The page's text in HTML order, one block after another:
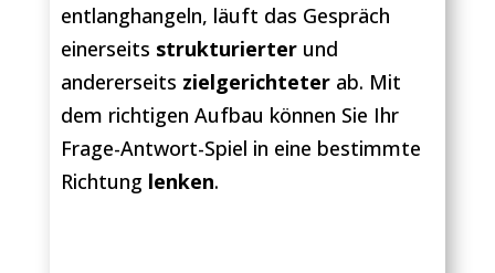
entlanghangeln, läuft das Gespräch
einerseits strukturierterund
andererseits zielgerichteterab. Mit
dem richtigen Aufbau können Sie Ihr
Frage-Antwort-Spiel in eine bestimmte
Richtung lenken.